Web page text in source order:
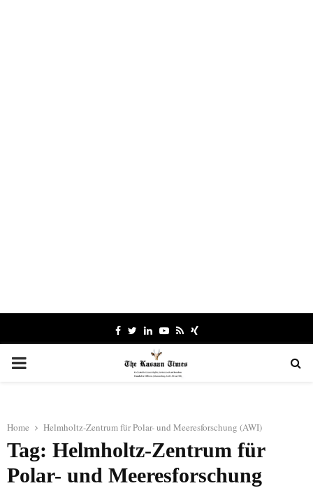
Facebook
TwitterLinkedinYoutube
RssXing
PRIMARY
Home Helmholtz-Zentrum für Polar- und Meeresforschung (AWI)
Tag: Helmholtz-Zentrum für
Polar- und Meeresforschung